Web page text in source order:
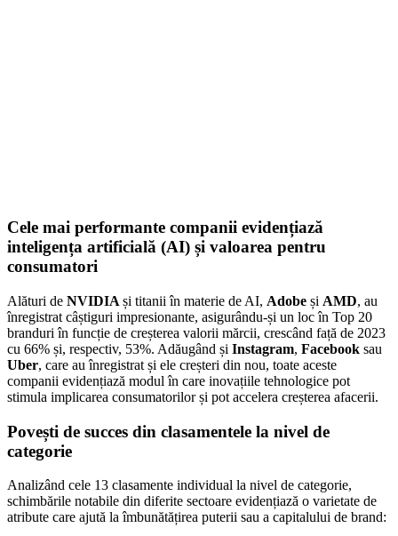
Cele mai performante companii evidențiază
inteligența artificială (AI) și valoarea pentru
consumatori
Alături de NVIDIA și titanii în materie de AI, Adobe și AMD, au
înregistrat câștiguri impresionante, asigurându-și un loc în Top 20
branduri în funcție de creșterea valorii mărcii, crescând față de 2023
cu 66% și, respectiv, 53%. Adăugând și Instagram, Facebook sau
Uber, care au înregistrat și ele creșteri din nou, toate aceste
companii evidențiază modul în care inovațiile tehnologice pot
stimula implicarea consumatorilor și pot accelera creșterea afacerii.
Povești de succes din clasamentele la nivel de
categorie
Analizând cele 13 clasamente individual la nivel de categorie,
schimbările notabile din diferite sectoare evidențiază o varietate de
atribute care ajută la îmbunătățirea puterii sau a capitalului de brand: